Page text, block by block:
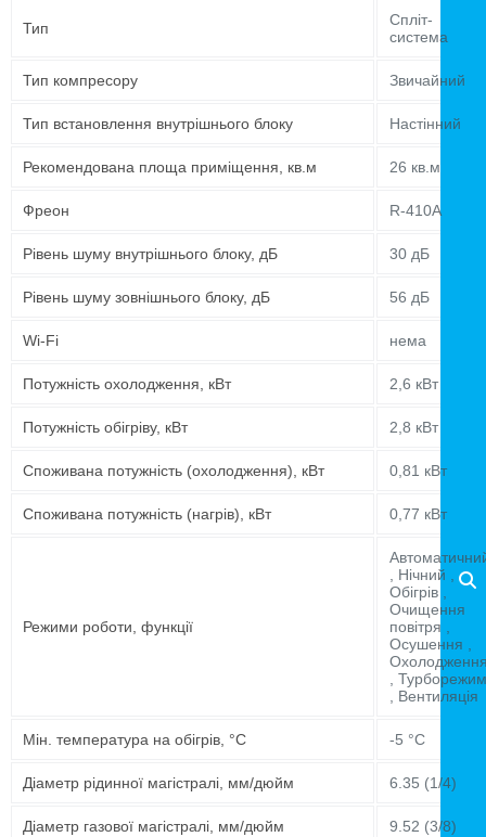
Тип
Спліт-
система
Тип компресору Звичайний
Тип встановлення внутрішнього блоку Настінний
Рекомендована площа приміщення, кв.м 26 кв.м
Фреон R-410A
Рівень шуму внутрішнього блоку, дБ 30 дБ
Рівень шуму зовнішнього блоку, дБ 56 дБ
Wi-Fi нема
Потужність охолодження, кВт 2,6 кВт
Потужність обігріву, кВт 2,8 кВт
Споживана потужність (охолодження), кВт 0,81 кВт
Споживана потужність (нагрів), кВт 0,77 кВт
Режими роботи, функції
, Нічний ,
Обігрів ,
Очищення
повітря ,
Осушення ,
, Турборежим
, Вентиляція
Мін. температура на обігрів, °C -5 °C
Діаметр рідинної магістралі, мм/дюйм 6.35 (1/4)
Діаметр газової магістралі, мм/дюйм 9.52 (3/8)